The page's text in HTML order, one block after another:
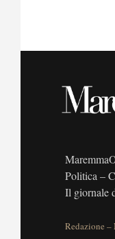
Politica –
Il giornale
Redazione –